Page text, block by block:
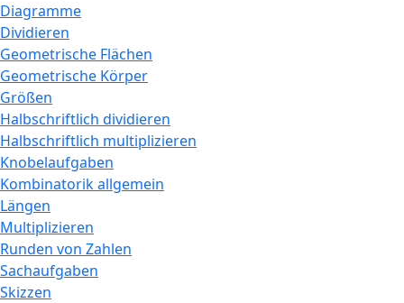
Diagramme
Dividieren
Geometrische Flächen
Geometrische Körper
Größen
Halbschriftlich dividieren
Halbschriftlich multiplizieren
Knobelaufgaben
Kombinatorik allgemein
Längen
Multiplizieren
Runden von Zahlen
Sachaufgaben
Skizzen